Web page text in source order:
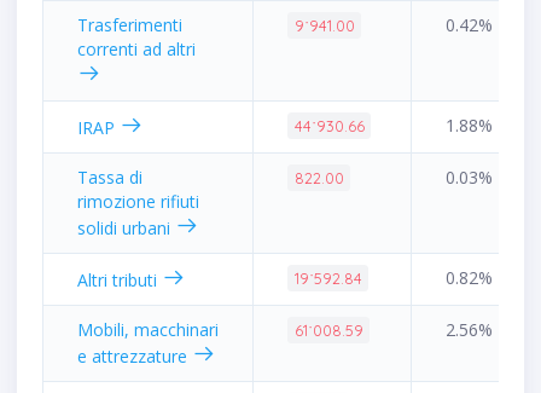
Trasferimenti
correnti ad altri
9˙941.00 0.42%
IRAP 44˙930.66 1.88%
Tassa di
rimozione rifiuti
solidi urbani
822.00 0.03%
Altri tributi 19˙592.84 0.82%
Mobili, macchinari
e attrezzature
61˙008.59 2.56%